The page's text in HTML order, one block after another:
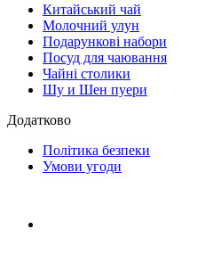
Китайський чай
Молочний улун
Подарункові набори
Посуд для чаювання
Чайні столики
Шу и Шен пуери
Додатково
Політика безпеки
Умови угоди